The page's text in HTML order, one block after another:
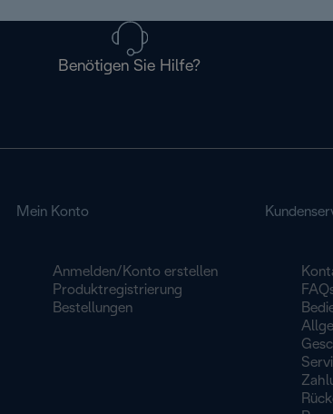
Benötigen Sie Hilfe?
Mein Konto
Anmelden/Konto erstellen
Produktregistrierung
Bestellungen